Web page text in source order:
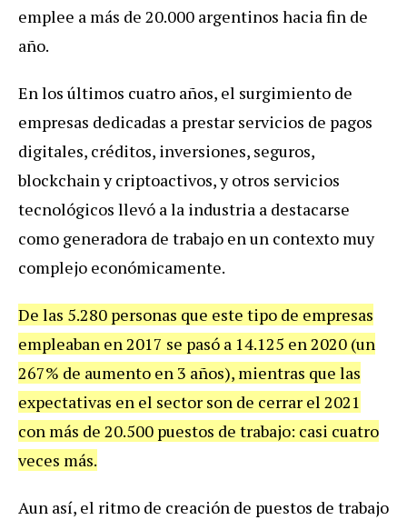
emplee a más de 20.000 argentinos hacia fin de
año.
En los últimos cuatro años, el surgimiento de
empresas dedicadas a prestar servicios de pagos
digitales, créditos, inversiones, seguros,
blockchain y criptoactivos, y otros servicios
tecnológicos llevó a la industria a destacarse
como generadora de trabajo en un contexto muy
complejo económicamente.
De las 5.280 personas que este tipo de empresas
empleaban en 2017 se pasó a 14.125 en 2020 (un
267% de aumento en 3 años), mientras que las
expectativas en el sector son de cerrar el 2021
con más de 20.500 puestos de trabajo: casi cuatro
veces más.
Aun así, el ritmo de creación de puestos de trabajo